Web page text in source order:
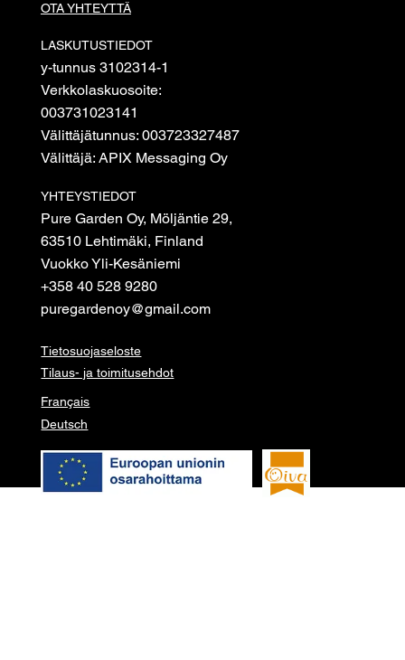
OTA YHTEYTTÄ
LASKUTUSTIEDOT
y-tunnus 3102314-1
Verkkolaskuosoite:
003731023141
Välittäjätunnus: 003723327487
Välittäjä: APIX Messaging Oy
YHTEYSTIEDOT
Pure Garden Oy, Möljäntie 29,
63510 Lehtimäki, Finland
Vuokko Yli-Kesäniemi
+358 40 528 9280
puregardenoy@gmail.com
Tietosuojaseloste
Tilaus- ja toimitusehdot
Français
Deutsch
© 2026 Pure garden